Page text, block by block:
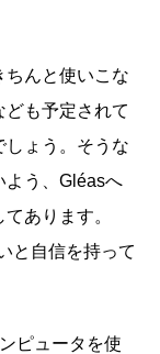
ちんと使いこな
ども予定されて
しょう。そうな
よう、Gléasへ
あります。
と自信を持って
ピュータを使